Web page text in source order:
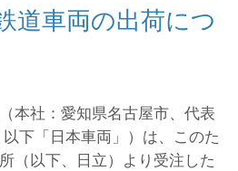
道車両の出荷につ
本社：愛知県名古屋市、代表
下「日本車両」）は、このた
（以下、日立）より受注した